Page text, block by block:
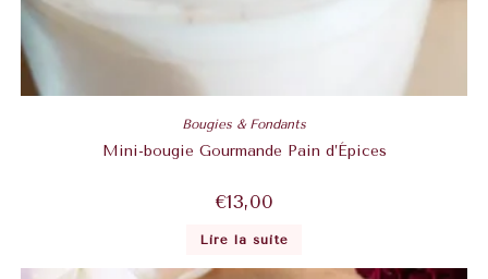
Bougies & Fondants
Mini-bougie Gourmande Pain d’Épices
€13,00
Lire la suite